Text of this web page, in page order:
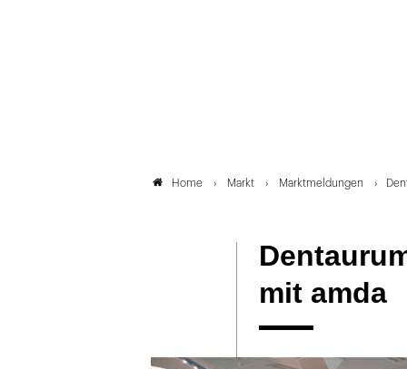
Home Markt Marktmeldungen
mit amda